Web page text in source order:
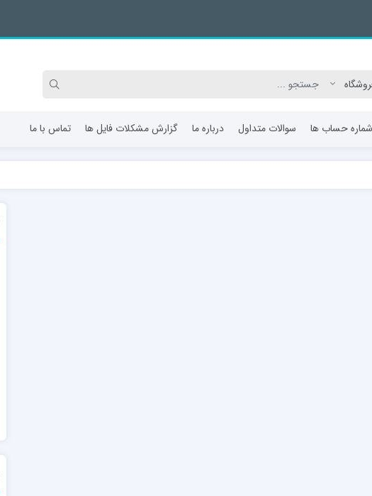
شماره حساب ها سوالات متداول درباره ما گزارش مشکلات فایل ها تماس با ما